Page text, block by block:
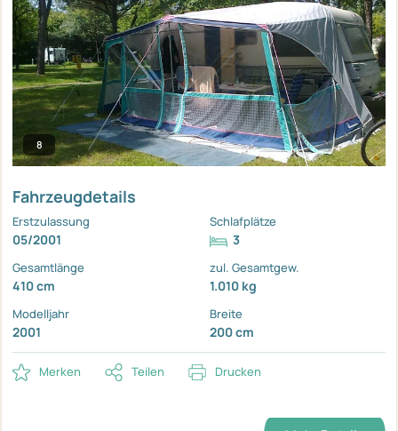
8
Fahrzeugdetails
Erstzulassung
05/2001
Schlafplätze
3
Gesamtlänge
410 cm
zul. Gesamtgew.
1.010 kg
Modelljahr
2001
Breite
200 cm
Merken Teilen Drucken